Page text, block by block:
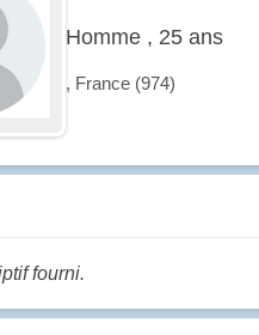
Homme , 25 ans
, France (974)
fourni.